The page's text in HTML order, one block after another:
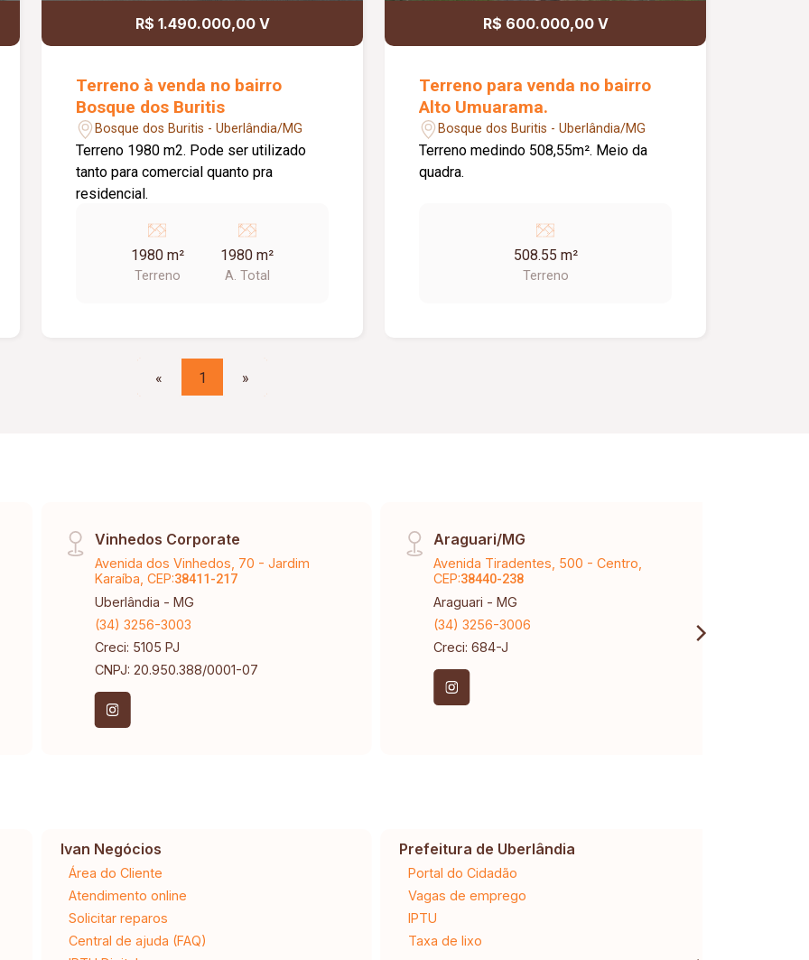
R$ 1.490.000,00 V
Terreno à venda no bairro
Bosque dos Buritis
Bosque dos Buritis - Uberlândia/MG
Terreno 1980 m2. Pode ser utilizado
tanto para comercial quanto pra
residencial.
1980 m²
Terreno
1980 m²
A. Total
R$ 600.000,00 V
Terreno para venda no bairro
Alto Umuarama.
Bosque dos Buritis - Uberlândia/MG
Terreno medindo 508,55m². Meio da
quadra.
508.55 m²
Terreno
« 1 »
Vinhedos Corporate
Avenida dos Vinhedos, 70 - Jardim
Karaíba, CEP:38411-217
Uberlândia - MG
(34) 3256-3003
Creci: 5105 PJ
CNPJ: 20.950.388/0001-07
Araguari/MG
Avenida Tiradentes, 500 - Centro,
CEP:38440-238
Araguari - MG
(34) 3256-3006
Creci: 684-J
Ivan Negócios
Área do Cliente
Atendimento online
Solicitar reparos
Central de ajuda (FAQ)
Prefeitura de Uberlândia
Portal do Cidadão
Vagas de emprego
IPTU
Taxa de lixo